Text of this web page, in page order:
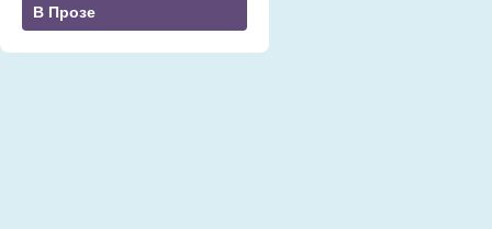
В Прозе